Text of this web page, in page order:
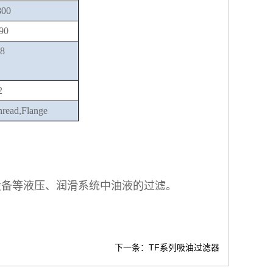
等液压、润滑系统中油液的过滤。
下一条：TF系列吸油过滤器